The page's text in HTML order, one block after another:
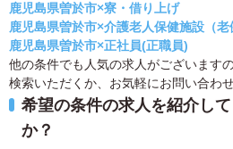
鹿児島県曽於市×寮・借り上げ
鹿児島県曽於市×介護老人保健施設（老
鹿児島県曽於市×正社員(正職員)
他の条件でも人気の求人がございます
検索いただくか、お気軽にお問い合わせ
希望の条件の求人を紹介し
か？